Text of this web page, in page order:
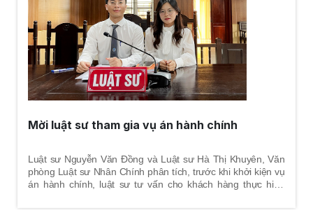
Mời luật sư tham gia vụ án hành chính
Luật sư Nguyễn Văn Đồng và Luật sư Hà Thị Khuyên, Văn
phòng Luật sư Nhân Chính phân tích, trước khi khởi kiện vụ
án hành chính, luật sư tư vấn cho khách hàng thực hiện